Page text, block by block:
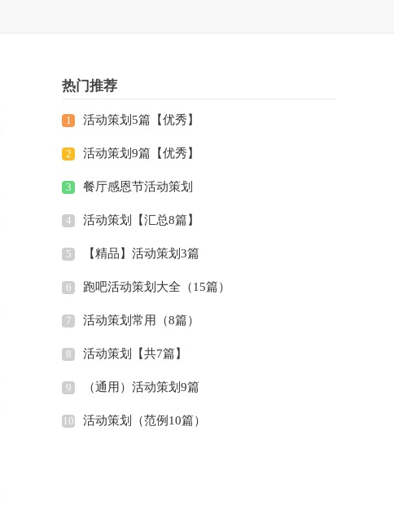
热门推荐
1 活动策划5篇【优秀】
2 活动策划9篇【优秀】
3 餐厅感恩节活动策划
4 活动策划【汇总8篇】
5 【精品】活动策划3篇
6 跑吧活动策划大全（15篇）
7 活动策划常用（8篇）
8 活动策划【共7篇】
9 （通用）活动策划9篇
10 活动策划（范例10篇）